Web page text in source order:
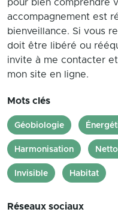
pour bien comprendre
accompagnement est
bienveillance. Si vous
doit être libéré ou
invite à me contacter
mon site en ligne.
Mots clés
Géobiologie
Harmonisation
Invisible Habitat
Réseaux sociaux